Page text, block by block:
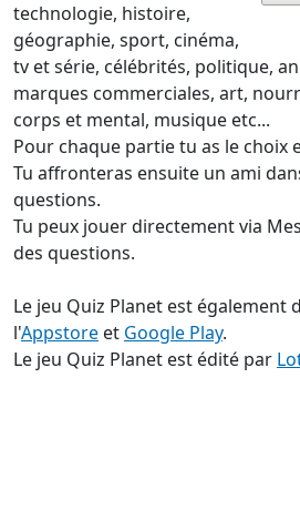
technologie, histoire,
géographie, sport, cinéma,
tv et série, célébrités, politique,
marques commerciales, art,
corps et mental, musique etc...
Pour chaque partie tu as le choix
Tu affronteras ensuite un ami
questions.
Tu peux jouer directement via
des questions.
Le jeu Quiz Planet est également
l'Appstore et Google Play.
Le jeu Quiz Planet est édité par